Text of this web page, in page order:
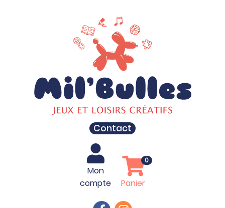
Contact
Mon
compte
Panier
0